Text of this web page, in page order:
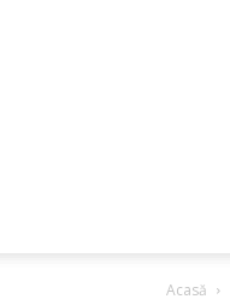
Acasă